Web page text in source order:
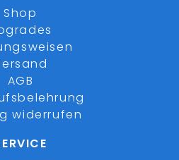
Shop
AGB
widerrufen